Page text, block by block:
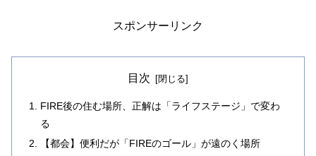
スポンサーリンク
目次
FIRE後の住む場所、正解は「ライフステージ」で変わ
る
【都会】便利だが「FIREのゴール」が遠のく場所